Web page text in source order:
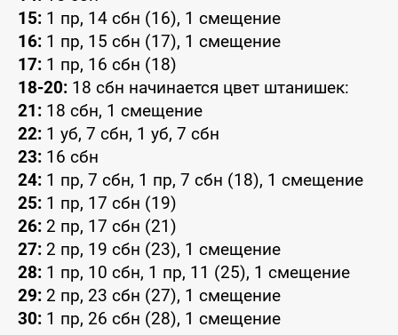
15: 1 пр, 14 сбн (16), 1 смещение
16: 1 пр, 15 сбн (17), 1 смещение
17: 1 пр, 16 сбн (18)
18-20: 18 сбн начинается цвет штанишек:
21: 18 сбн, 1 смещение
22: 1 уб, 7 сбн, 1 уб, 7 сбн
23: 16 сбн
24: 1 пр, 7 сбн, 1 пр, 7 сбн (18), 1 смещение
25: 1 пр, 17 сбн (19)
26: 2 пр, 17 сбн (21)
27: 2 пр, 19 сбн (23), 1 смещение
28: 1 пр, 10 сбн, 1 пр, 11 (25), 1 смещение
29: 2 пр, 23 сбн (27), 1 смещение
30: 1 пр, 26 сбн (28), 1 смещение